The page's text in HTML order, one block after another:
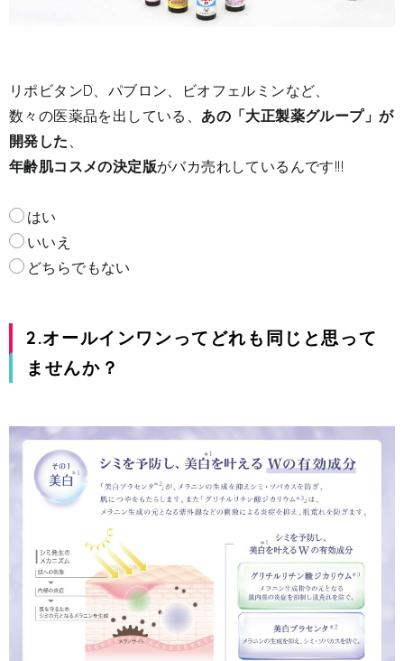
リポビタンD、パブロン、ビオフェルミンなど、
数々の医薬品を出している、 あの「大正製薬グループ」が
開発した
年齢肌コスメの決定版がバカ売れしているんです!!!
はい
いいえ
どちらでもない
2.オールインワンってどれも同じと思って
ませんか？